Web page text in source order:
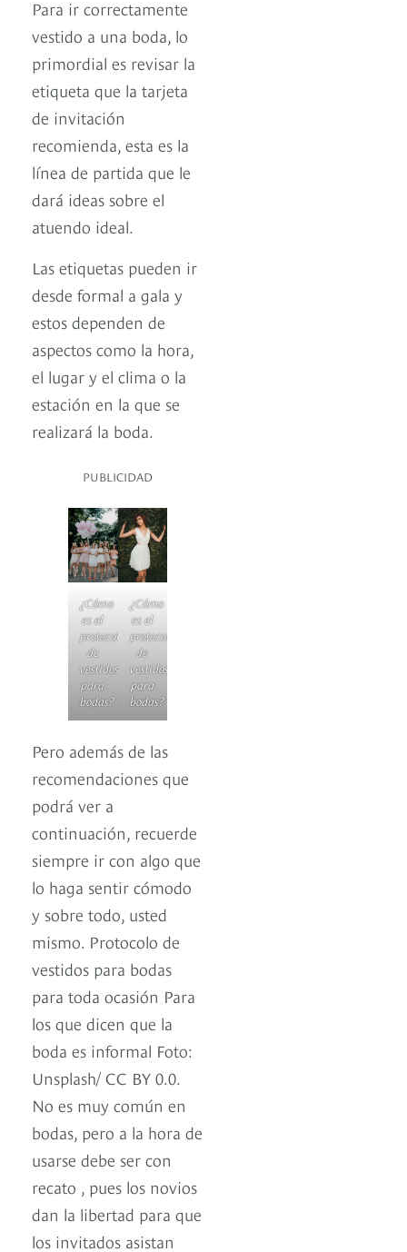
Para ir correctamente
vestido a una boda, lo
primordial es revisar la
etiqueta que la tarjeta
de invitación
recomienda, esta es la
línea de partida que le
dará ideas sobre el
atuendo ideal.
Las etiquetas pueden ir
desde formal a gala y
estos dependen de
aspectos como la hora,
el lugar y el clima o la
estación en la que se
realizará la boda.
PUBLICIDAD
¿Cómo
es el
protocolo
de
vestidos
para
bodas?
¿Cómo
es el
protocolo
de
vestidos
para
bodas?
Pero además de las
recomendaciones que
podrá ver a
continuación, recuerde
siempre ir con algo que
lo haga sentir cómodo
y sobre todo, usted
mismo. Protocolo de
vestidos para bodas
para toda ocasión Para
los que dicen que la
boda es informal Foto:
Unsplash/ CC BY 0.0.
No es muy común en
bodas, pero a la hora de
usarse debe ser con
recato , pues los novios
dan la libertad para que
los invitados asistan